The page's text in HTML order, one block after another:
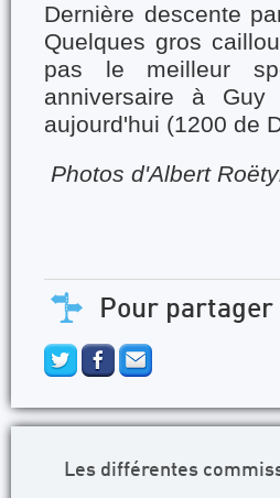
Dernière descente
Quelques gros
pas le meilleur
anniversaire à
aujourd'hui (1200 de
Photos d'Albert
Pour
Les différentes